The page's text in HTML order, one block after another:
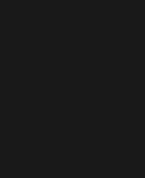
nueva ventana)
ventana)